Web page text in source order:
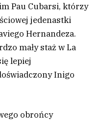
Pau Cubarsi, którzy
jedenastki
Hernandeza.
mały staż w La
lepiej
Inigo
obrońcy